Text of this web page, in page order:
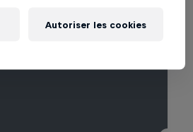
Autoriser les cookies